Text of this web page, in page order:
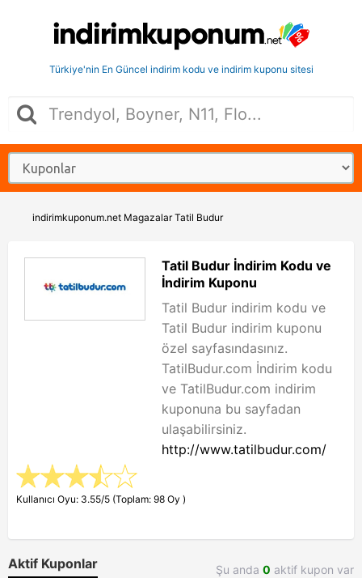
Türkiye'nin En Güncel indirim kodu ve indirim kuponu sitesi
indirimkuponum.net Magazalar Tatil Budur
Tatil Budur İndirim Kodu ve
İndirim Kuponu
Tatil Budur indirim kodu ve
Tatil Budur indirim kuponu
özel sayfasındasınız.
TatilBudur.com İndirim kodu
ve TatilBudur.com indirim
kuponuna bu sayfadan
ulaşabilirsiniz.
http://www.tatilbudur.com/
Kullanıcı Oyu: 3.55/5 (Toplam: 98 Oy )
Aktif Kuponlar Şu anda 0 aktif kupon var